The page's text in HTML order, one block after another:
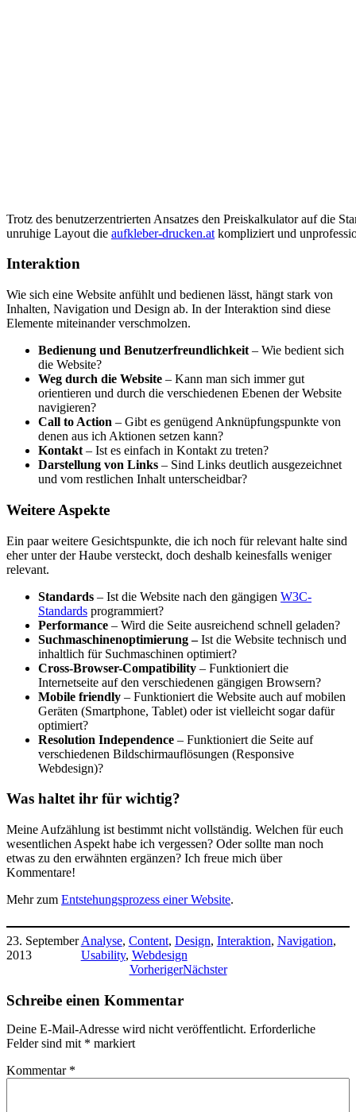
Trotz des benutzerzentrierten Ansatzes den Preiskalkulator auf die
unruhige Layout die aufkleber-drucken.at kompliziert und
Interaktion
Wie sich eine Website anfühlt und bedienen lässt, hängt stark von
Inhalten, Navigation und Design ab. In der Interaktion sind diese
Elemente miteinander verschmolzen.
Bedienung und Benutzerfreundlichkeit – Wie bedient sich
die Website?
Weg durch die Website – Kann man sich immer gut
orientieren und durch die verschiedenen Ebenen der Website
navigieren?
Call to Action – Gibt es genügend Anknüpfungspunkte von
denen aus ich Aktionen setzen kann?
Kontakt – Ist es einfach in Kontakt zu treten?
Darstellung von Links – Sind Links deutlich ausgezeichnet
und vom restlichen Inhalt unterscheidbar?
Weitere Aspekte
Ein paar weitere Gesichtspunkte, die ich noch für relevant halte sind
eher unter der Haube versteckt, doch deshalb keinesfalls weniger
relevant.
Standards – Ist die Website nach den gängigen W3C-
Standards programmiert?
Performance – Wird die Seite ausreichend schnell geladen?
Suchmaschinenoptimierung –Ist die Website technisch und
inhaltlich für Suchmaschinen optimiert?
Cross-Browser-Compatibility – Funktioniert die
Internetseite auf den verschiedenen gängigen Browsern?
Mobile friendly – Funktioniert die Website auch auf mobilen
Geräten (Smartphone, Tablet) oder ist vielleicht sogar dafür
optimiert?
Resolution Independence – Funktioniert die Seite auf
verschiedenen Bildschirmauflösungen (Responsive
Webdesign)?
Was haltet ihr für wichtig?
Meine Aufzählung ist bestimmt nicht vollständig. Welchen für euch
wesentlichen Aspekt habe ich vergessen? Oder sollte man noch
etwas zu den erwähnten ergänzen? Ich freue mich über
Kommentare!
Mehr zum Entstehungsprozess einer Website.
23. September
2013
Analyse, Content, Design, Interaktion, Navigation
Usability, Webdesign
VorherigerNächster
Schreibe einen Kommentar
Deine E-Mail-Adresse wird nicht veröffentlicht. Erforderliche
Felder sind mit * markiert
Kommentar *